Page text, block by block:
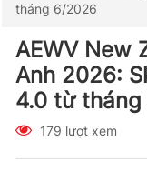
tháng 6/2026
AEWV New
Anh 2026:
4.0 từ
179 lượt xem